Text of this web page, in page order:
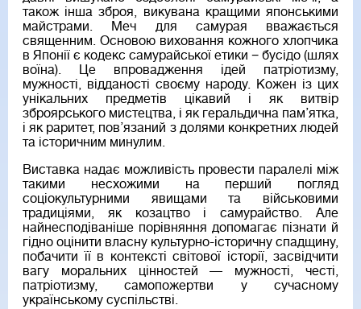
також інша зброя, викувана кращими японськими
майстрами. Меч для самурая вважається
священним. Основою виховання кожного хлопчика
в Японії є кодекс самурайської етики − бусідо (шлях
воїна). Це впровадження ідей патріотизму,
мужності, відданості своєму народу. Кожен із цих
унікальних предметів цікавий і як витвір
зброярського мистецтва, і як геральдична пам’ятка,
і як раритет, пов’язаний з долями конкретних людей
та історичним минулим.
Виставка надає можливість провести паралелі між
такими несхожими на перший погляд
соціокультурними явищами та військовими
традиціями, як козацтво і самурайство. Але
найнесподіваніше порівняння допомагає пізнати й
гідно оцінити власну культурно-історичну спадщину,
побачити її в контексті світової історії, засвідчити
вагу моральних цінностей — мужності, честі,
патріотизму, самопожертви у сучасному
українському суспільстві.